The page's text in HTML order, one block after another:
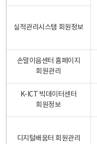
실적관리시스템 회원정보
손말이음센터 홈페이지
회원관리
K-ICT 빅데이터센터
회원정보
디지털배움터 회원관리